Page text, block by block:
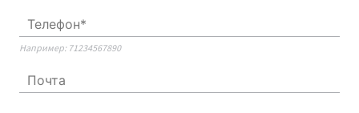
Например: 71234567890